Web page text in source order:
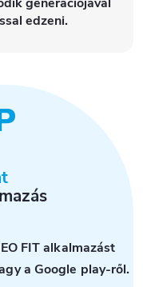
edzeni.
FIT alkalmazást
a Google play-ről.